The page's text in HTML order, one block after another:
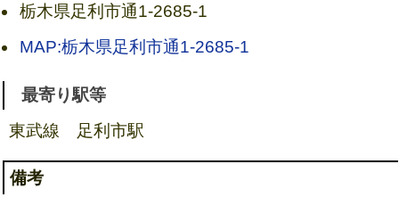
栃木県足利市通1-2685-1
MAP:栃木県足利市通1-2685-1
最寄り駅等
東武線 足利市駅
備考